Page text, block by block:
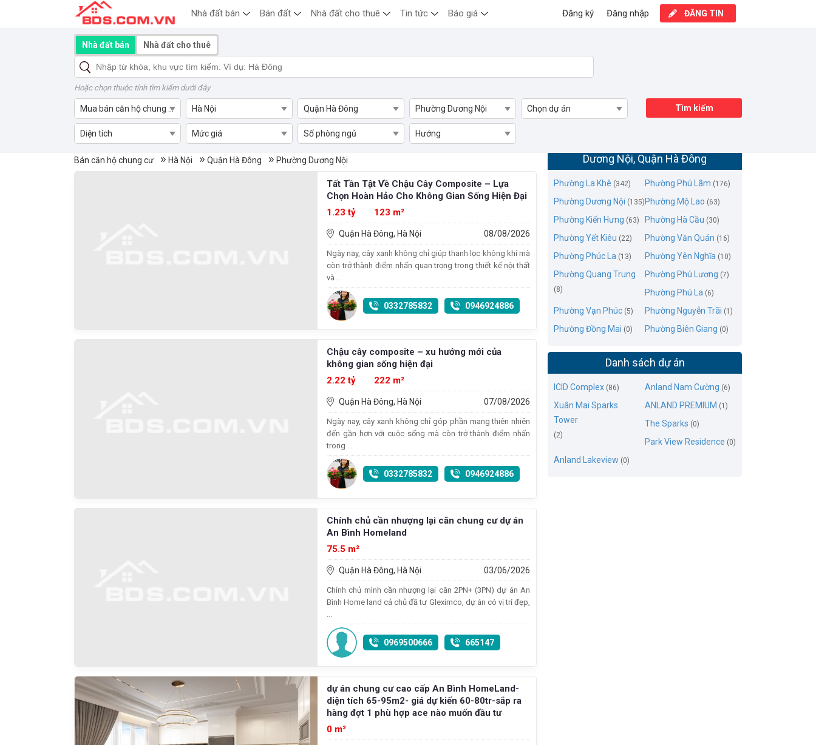
Mua bán căn hộ chung cư Phường Dương Nội, Quận Hà Đông
Bán căn hộ chung cư Hà Nội Quận Hà Đông Phường Dương Nội
Tất Tần Tật Về Chậu Cây Composite – Lựa
Chọn Hoàn Hảo Cho Không Gian Sống Hiện Đại
1.23 tỷ
123 m²
Quận Hà Đông, Hà Nội 08/08/2026
Ngày nay, cây xanh không chỉ giúp thanh lọc không khí mà
còn trở thành điểm nhấn quan trọng trong thiết kế nội thất
và ...
0332785832 0946924886
Chậu cây composite – xu hướng mới của
không gian sống hiện đại
2.22 tỷ
222 m²
Quận Hà Đông, Hà Nội 07/08/2026
Ngày nay, cây xanh không chỉ góp phần mang thiên nhiên
đến gần hơn với cuộc sống mà còn trở thành điểm nhấn
trong ...
0332785832 0946924886
Chính chủ cần nhượng lại căn chung cư dự án
An Bình Homeland
75.5 m²
Quận Hà Đông, Hà Nội 03/06/2026
Chính chủ mình cần nhượng lại căn 2PN+ (3PN) dự án An
Bình Home land cả chủ đầ tư Gleximco, dự án có vị trí đẹp,
0969500666 665147
dự án chung cư cao cấp An Bình HomeLand-
diện tích 65-95m2- giá dự kiến 60-80tr-sắp ra
hàng đợt 1 phù hợp ace nào muốn đầu tư
0 m²
Dương Nội, Quận Hà Đông
Phường La Khê (342) Phường Phú Lãm (176)
Phường Dương Nội (135) Phường Mộ Lao (63)
Phường Kiến Hưng (63) Phường Hà Cầu (30)
Phường Yết Kiêu (22) Phường Văn Quán (16)
Phường Phúc La (13) Phường Yên Nghĩa (10)
Phường Quang Trung
(8)
Phường Phú Lương (7)
Phường Phú La (6)
Phường Vạn Phúc (5) Phường Nguyễn Trãi (1)
Phường Đồng Mai (0) Phường Biên Giang (0)
Danh sách dự án
ICID Complex (86) Anland Nam Cường (6)
Xuân Mai Sparks
Tower
(2)
ANLAND PREMIUM (1)
The Sparks (0)
Park View Residence (0)
Anland Lakeview (0)
Nhà đất bán Nhà đất cho thuê
Hoặc chọn thuộc tính tìm kiếm dưới đây
Mua bán căn hộ chung cư Hà Nội Quận Hà Đông Phường Dương Nội Chọn dự án
Diện tích Mức giá Số phòng ngủ Hướng
Tìm kiếm
Nhà đất bán Bán đất Nhà đất cho thuê Tin tức Báo giá ĐĂNG TIN
Đăng nhập
Đăng ký